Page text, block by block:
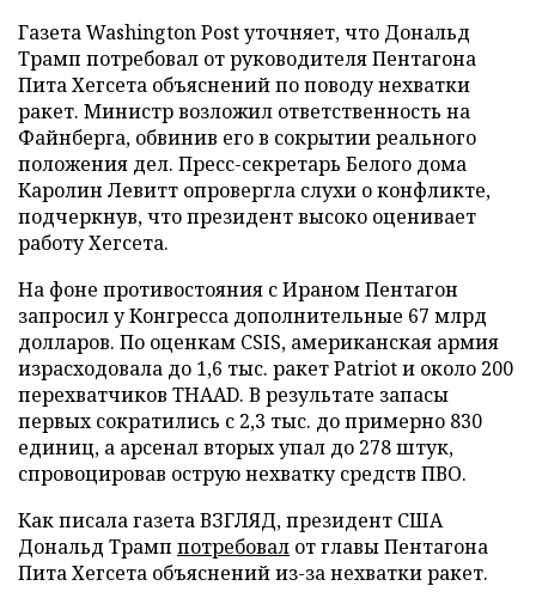
Газета Washington Post уточняет, что Дональд
Трамп потребовал от руководителя Пентагона
Пита Хегсета объяснений по поводу нехватки
ракет. Министр возложил ответственность на
Файнберга, обвинив его в сокрытии реального
положения дел. Пресс-секретарь Белого дома
Каролин Левитт опровергла слухи о конфликте,
подчеркнув, что президент высоко оценивает
работу Хегсета.
На фоне противостояния с Ираном Пентагон
запросил у Конгресса дополнительные 67 млрд
долларов. По оценкам CSIS, американская армия
израсходовала до 1,6 тыс. ракет Patriot и около 200
перехватчиков THAAD. В результате запасы
первых сократились с 2,3 тыс. до примерно 830
единиц, а арсенал вторых упал до 278 штук,
спровоцировав острую нехватку средств ПВО.
Как писала газета ВЗГЛЯД, президент США
Дональд Трамп потребовал от главы Пентагона
Пита Хегсета объяснений из-за нехватки ракет.